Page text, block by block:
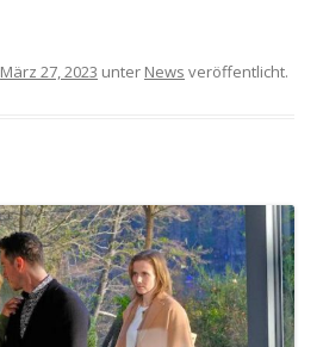
März 27, 2023 unter News veröffentlicht.